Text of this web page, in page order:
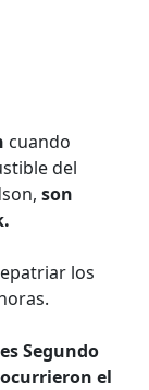
cuando
del
son
los
Segundo
ocurrieron el